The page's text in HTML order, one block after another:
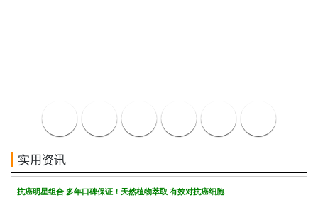
实用资讯
抗癌明星组合 多年口碑保证！天然植物萃取 有效对抗癌细胞